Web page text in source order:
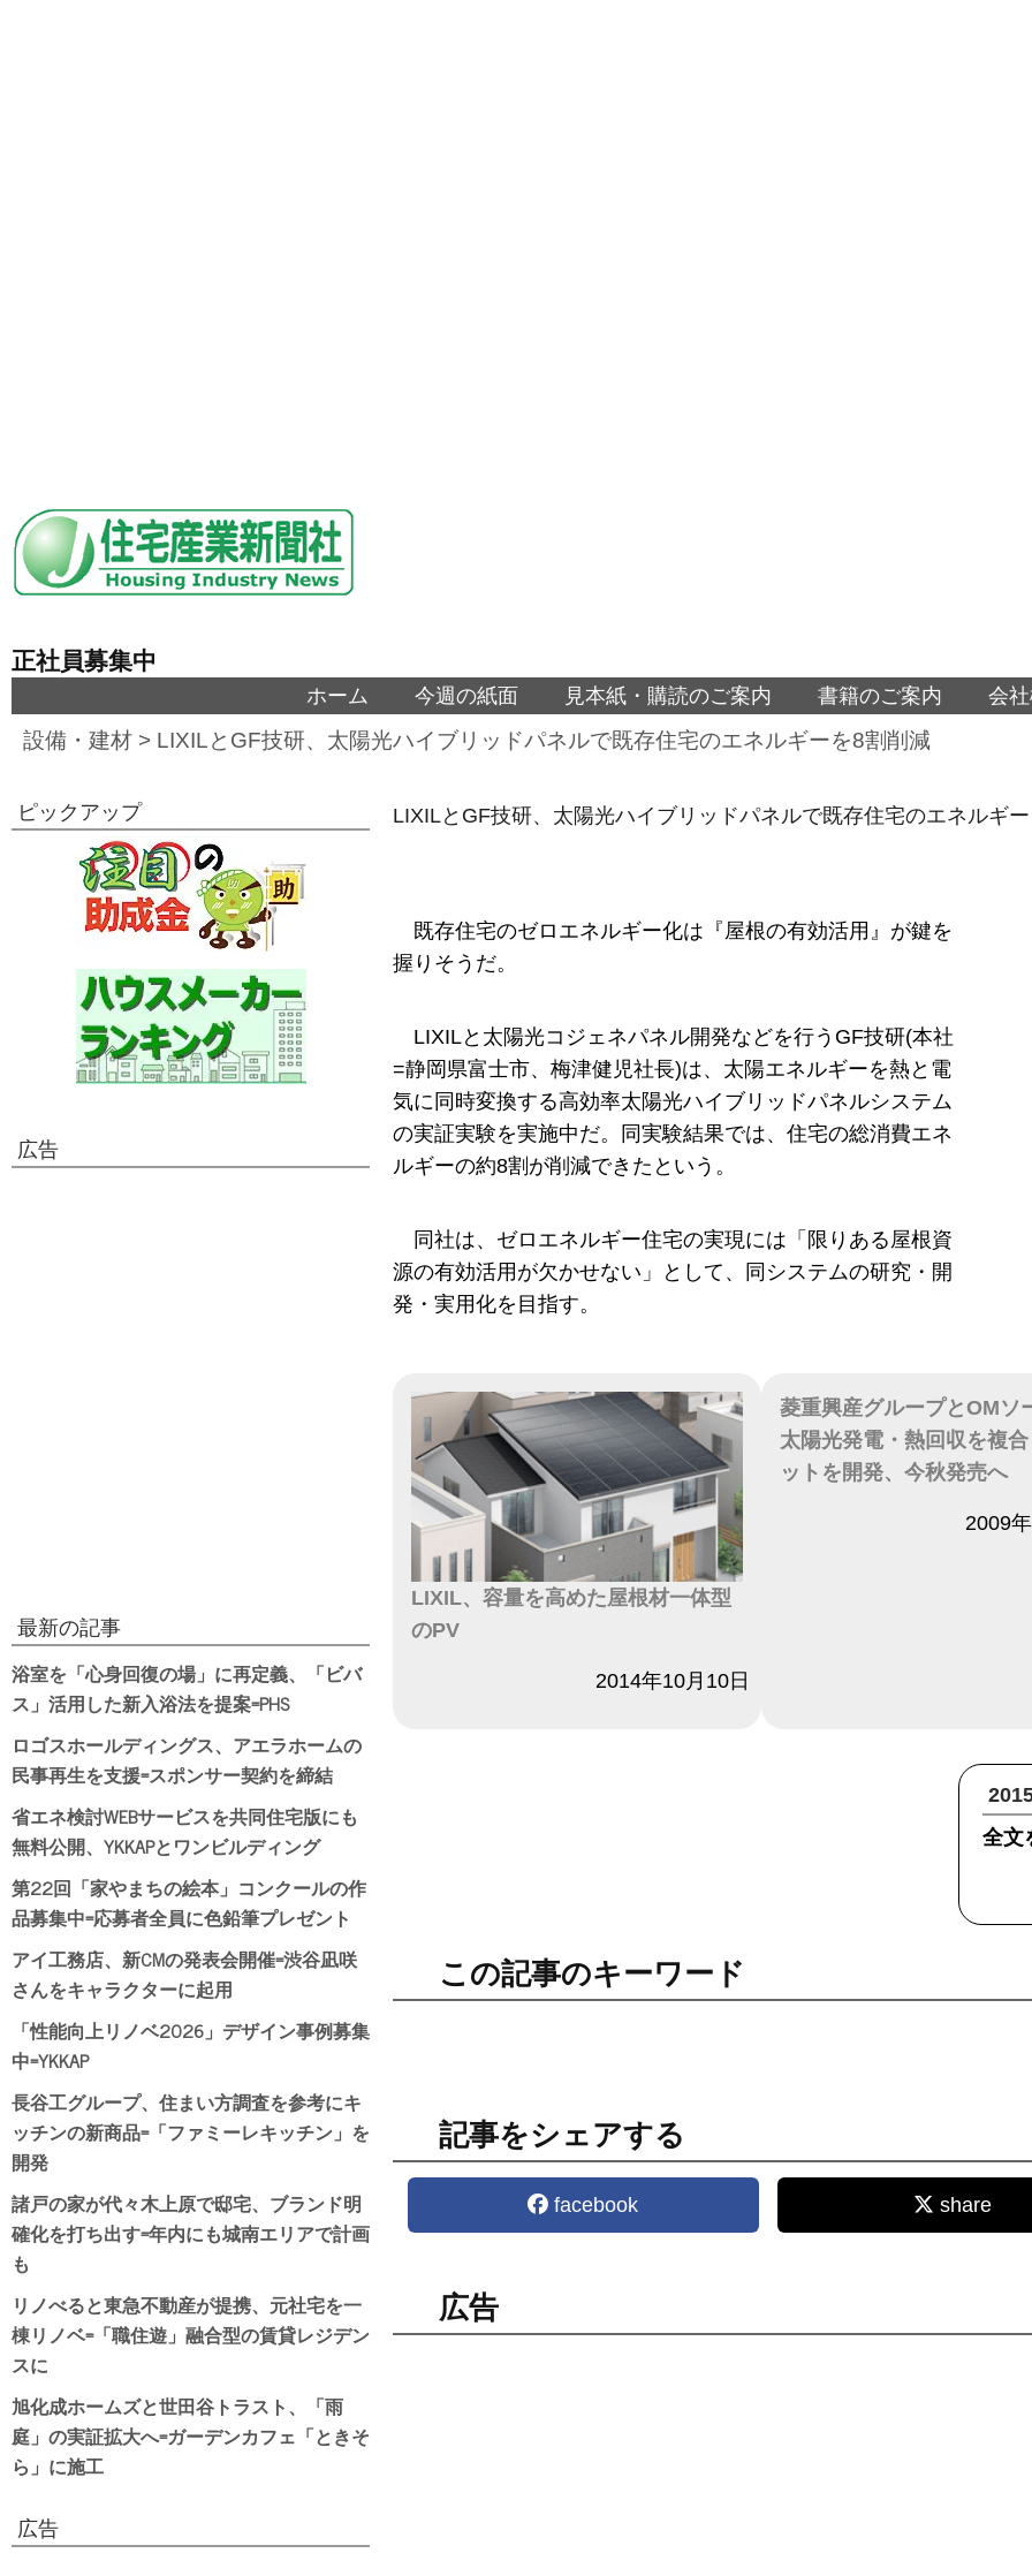
正社員募集中
ホーム 今週の紙面 見本紙・購読のご案内 書籍のご案内 会
設備・建材 > LIXILとGF技研、太陽光ハイブリッドパネルで既存住宅のエネルギーを8割削減
LIXILとGF技研、太陽光ハイブリッドパネルで既存住宅のエネルギ
既存住宅のゼロエネルギー化は『屋根の有効活用』が鍵を
握りそうだ。
LIXILと太陽光コジェネパネル開発などを行うGF技研(本社
=静岡県富士市、梅津健児社長)は、太陽エネルギーを熱と電
気に同時変換する高効率太陽光ハイブリッドパネルシステム
の実証実験を実施中だ。同実験結果では、住宅の総消費エネ
ルギーの約8割が削減できたという。
同社は、ゼロエネルギー住宅の実現には「限りある屋根資
源の有効活用が欠かせない」として、同システムの研究・開
発・実用化を目指す。
LIXIL、容量を高めた屋根材一体型
のPV
2014年10月10日
菱重興産グループとOMソ
太陽光発電・熱回収を複
ットを開発、今秋発売へ
2009
全文
この記事のキーワード
記事をシェアする
facebook share
広告
ピックアップ
広告
最新の記事
浴室を「心身回復の場」に再定義、「ビバ
ス」活用した新入浴法を提案=PHS
ロゴスホールディングス、アエラホームの
民事再生を支援=スポンサー契約を締結
省エネ検討WEBサービスを共同住宅版にも
無料公開、YKKAPとワンビルディング
第22回「家やまちの絵本」コンクールの作
品募集中=応募者全員に色鉛筆プレゼント
アイ工務店、新CMの発表会開催=渋谷凪咲
さんをキャラクターに起用
「性能向上リノベ2026」デザイン事例募集
中=YKKAP
長谷工グループ、住まい方調査を参考にキ
ッチンの新商品=「ファミーレキッチン」を
開発
諸戸の家が代々木上原で邸宅、ブランド明
確化を打ち出す=年内にも城南エリアで計画
も
リノべると東急不動産が提携、元社宅を一
棟リノベ=「職住遊」融合型の賃貸レジデン
スに
旭化成ホームズと世田谷トラスト、「雨
庭」の実証拡大へ=ガーデンカフェ「ときそ
ら」に施工
広告